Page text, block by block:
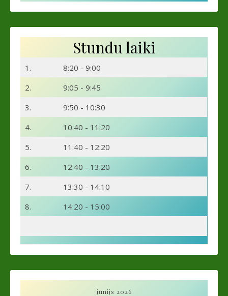
Stundu laiki
1.
8:20 - 9:00
2.
9:05 - 9:45
3.
9:50 - 10:30
4.
10:40 - 11:20
5.
11:40 - 12:20
6.
12:40 - 13:20
7.
13:30 - 14:10
8.
14:20 - 15:00
jūnijs 2026